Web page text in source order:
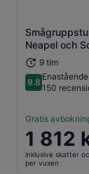
Neapel och
9 tim
9.89.8 av 10
Enastående
150
Gratis
Priset
är
1 812 kr
1 812
inklusive skatter
per vuxen